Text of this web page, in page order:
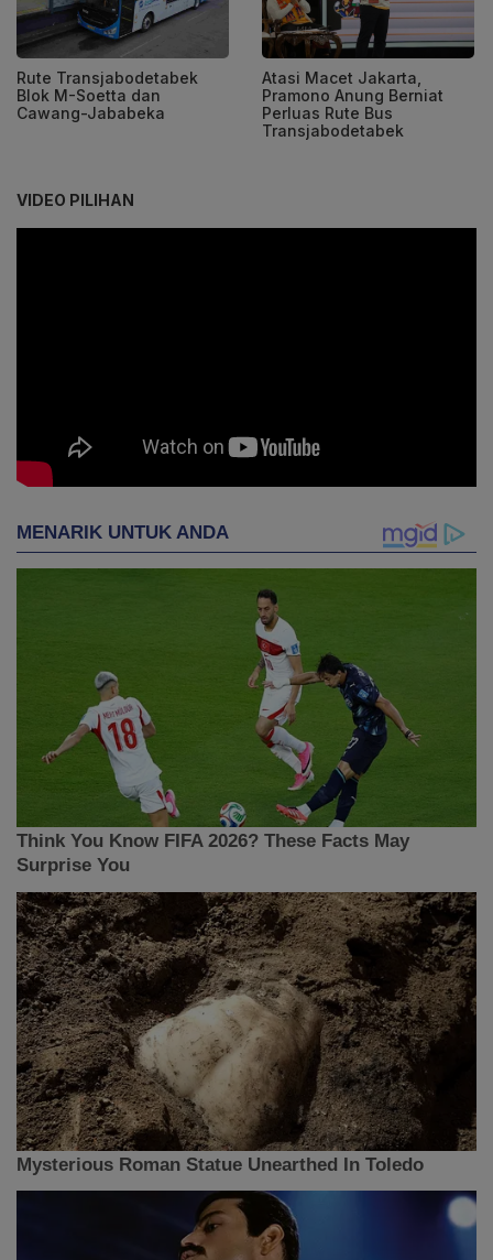
Rute Transjabodetabek
Blok M-Soetta dan
Cawang-Jababeka
Atasi Macet Jakarta,
Pramono Anung Berniat
Perluas Rute Bus
Transjabodetabek
VIDEO PILIHAN